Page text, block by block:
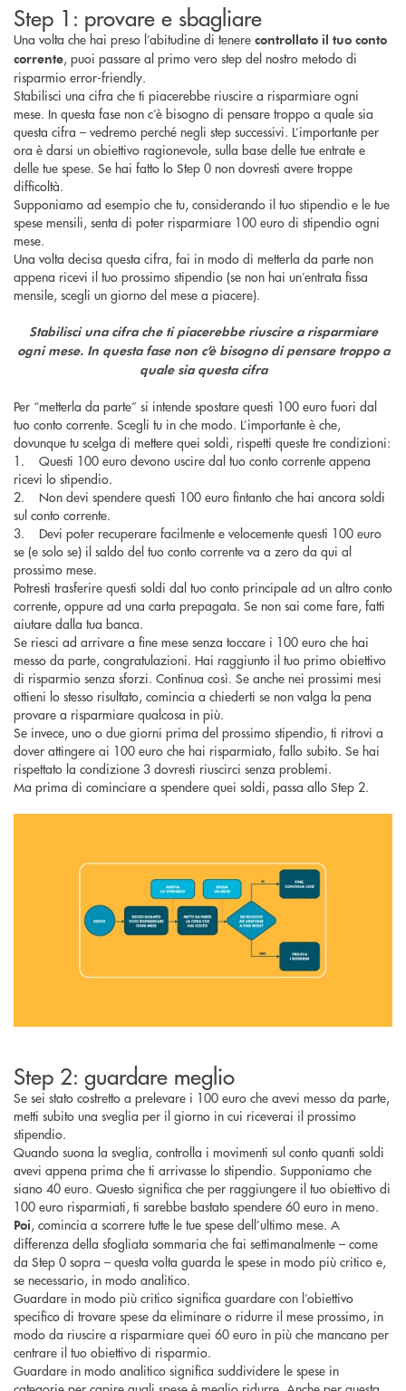
Step 1: provare e sbagliare
Una volta che hai preso l’abitudine di tenere controllato il tuo conto
corrente, puoi passare al primo vero step del nostro metodo di
risparmio error-friendly.
Stabilisci una cifra che ti piacerebbe riuscire a risparmiare ogni
mese. In questa fase non c’è bisogno di pensare troppo a quale sia
questa cifra – vedremo perché negli step successivi. L’importante per
ora è darsi un obiettivo ragionevole, sulla base delle tue entrate e
delle tue spese. Se hai fatto lo Step 0 non dovresti avere troppe
difficoltà.
Supponiamo ad esempio che tu, considerando il tuo stipendio e le tue
spese mensili, senta di poter risparmiare 100 euro di stipendio ogni
mese.
Una volta decisa questa cifra, fai in modo di metterla da parte non
appena ricevi il tuo prossimo stipendio (se non hai un’entrata fissa
mensile, scegli un giorno del mese a piacere).
Stabilisci una cifra che ti piacerebbe riuscire a risparmiare
ogni mese. In questa fase non c’è bisogno di pensare troppo a
quale sia questa cifra
Per “metterla da parte” si intende spostare questi 100 euro fuori dal
tuo conto corrente. Scegli tu in che modo. L’importante è che,
dovunque tu scelga di mettere quei soldi, rispetti queste tre condizioni:
1. Questi 100 euro devono uscire dal tuo conto corrente appena
ricevi lo stipendio.
2. Non devi spendere questi 100 euro fintanto che hai ancora soldi
sul conto corrente.
3. Devi poter recuperare facilmente e velocemente questi 100 euro
se (e solo se) il saldo del tuo conto corrente va a zero da qui al
prossimo mese.
Potresti trasferire questi soldi dal tuo conto principale ad un altro conto
corrente, oppure ad una carta prepagata. Se non sai come fare, fatti
aiutare dalla tua banca.
Se riesci ad arrivare a fine mese senza toccare i 100 euro che hai
messo da parte, congratulazioni. Hai raggiunto il tuo primo obiettivo
di risparmio senza sforzi. Continua così. Se anche nei prossimi mesi
ottieni lo stesso risultato, comincia a chiederti se non valga la pena
provare a risparmiare qualcosa in più.
Se invece, uno o due giorni prima del prossimo stipendio, ti ritrovi a
dover attingere ai 100 euro che hai risparmiato, fallo subito. Se hai
rispettato la condizione 3 dovresti riuscirci senza problemi.
Ma prima di cominciare a spendere quei soldi, passa allo Step 2.
Step 2: guardare meglio
Se sei stato costretto a prelevare i 100 euro che avevi messo da parte,
metti subito una sveglia per il giorno in cui riceverai il prossimo
stipendio.
Quando suona la sveglia, controlla i movimenti sul conto quanti soldi
avevi appena prima che ti arrivasse lo stipendio. Supponiamo che
siano 40 euro. Questo significa che per raggiungere il tuo obiettivo di
100 euro risparmiati, ti sarebbe bastato spendere 60 euro in meno.
Poi, comincia a scorrere tutte le tue spese dell’ultimo mese. A
differenza della sfogliata sommaria che fai settimanalmente – come
da Step 0 sopra – questa volta guarda le spese in modo più critico e,
se necessario, in modo analitico.
Guardare in modo più critico significa guardare con l’obiettivo
specifico di trovare spese da eliminare o ridurre il mese prossimo, in
modo da riuscire a risparmiare quei 60 euro in più che mancano per
centrare il tuo obiettivo di risparmio.
Guardare in modo analitico significa suddividere le spese in